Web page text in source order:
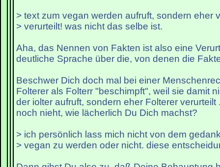
> text zum vegan werden aufruft, sondern eher
> verurteilt! was nicht das selbe ist.
Aha, das Nennen von Fakten ist also eine
deutliche Sprache über die, von denen die
Beschwer Dich doch mal bei einer
Folterer als Folterr "beschimpft", weil sie damit
der iolter aufruft, sondern eher Folterer verurteilt
noch nieht, wie lächerlich Du Dich machst?
> ich persönlich lass mich nicht von dem
> vegan zu werden oder nicht. diese